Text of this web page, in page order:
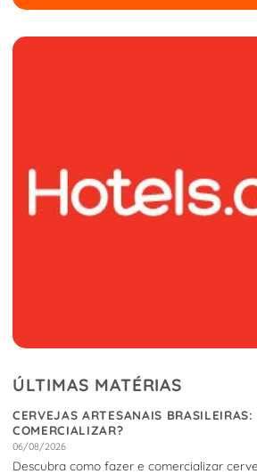
ÚLTIMAS MATÉRIAS
CERVEJAS ARTESANAIS BRASILEIRAS:
COMERCIALIZAR?
06/08/2026
Descubra como fazer e comercializar